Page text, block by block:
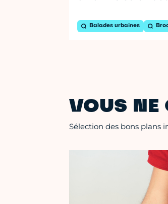
Balades urbaines
VOUS NE
Sélection des bons plans